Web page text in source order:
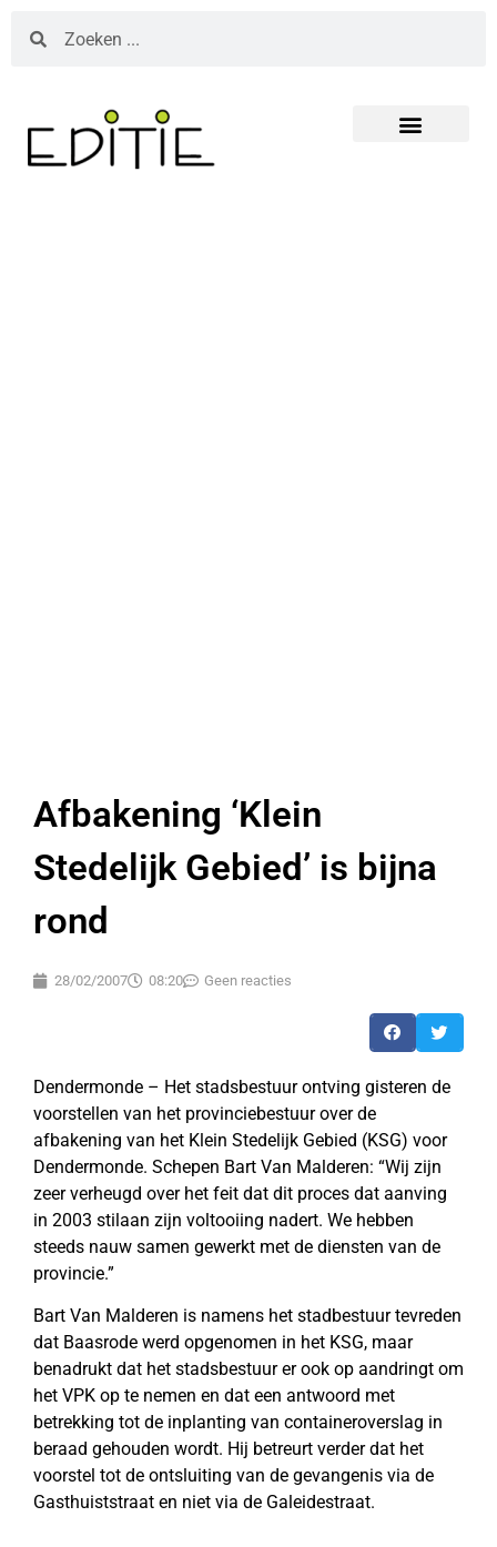
Afbakening ‘Klein
Stedelijk Gebied’ is bijna
rond
28/02/2007 08:20 Geen reacties
Dendermonde – Het stadsbestuur ontving gisteren de
voorstellen van het provinciebestuur over de
afbakening van het Klein Stedelijk Gebied (KSG) voor
Dendermonde. Schepen Bart Van Malderen: “Wij zijn
zeer verheugd over het feit dat dit proces dat aanving
in 2003 stilaan zijn voltooiing nadert. We hebben
steeds nauw samen gewerkt met de diensten van de
provincie.”
Bart Van Malderen is namens het stadbestuur tevreden
dat Baasrode werd opgenomen in het KSG, maar
benadrukt dat het stadsbestuur er ook op aandringt om
het VPK op te nemen en dat een antwoord met
betrekking tot de inplanting van containeroverslag in
beraad gehouden wordt. Hij betreurt verder dat het
voorstel tot de ontsluiting van de gevangenis via de
Gasthuiststraat en niet via de Galeidestraat.